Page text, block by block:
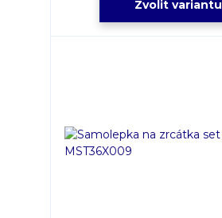
Zvolit variantu